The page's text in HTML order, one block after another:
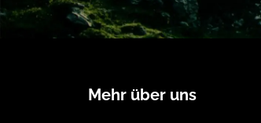
Mehr über uns